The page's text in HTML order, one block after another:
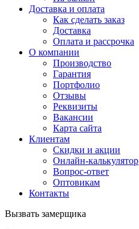
Доставка и оплата
Как сделать заказ
Доставка
Оплата и рассрочка
О компании
Производство
Гарантия
Портфолио
Отзывы
Реквизиты
Вакансии
Карта сайта
Клиентам
Скидки и акции
Онлайн-калькулятор
Вопрос-ответ
Оптовикам
Контакты
Вызвать замерщика